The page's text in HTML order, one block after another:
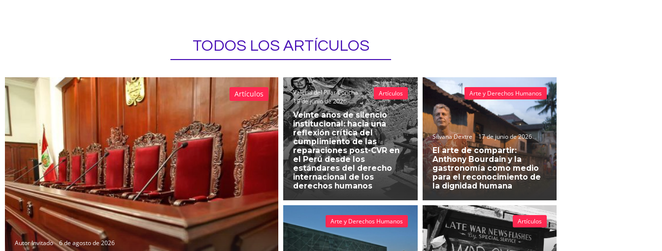
TODOS LOS ARTÍCULOS
Autor Invitado 6 de agosto de 2026
Artículos
Valeria del Pilar Concha
19 de junio de 2026
Veinte años de silencio
institucional: hacia una
reflexión crítica del
cumplimiento de las
reparaciones post-CVR en
el Perú desde los
estándares del derecho
internacional de los
derechos humanos
Artículos
Silvana Dextre 17 de junio de 2026
El arte de compartir:
Anthony Bourdain y la
gastronomía como medio
para el reconocimiento de
la dignidad humana
Arte y Derechos Humanos
Arte y Derechos Humanos Artículos